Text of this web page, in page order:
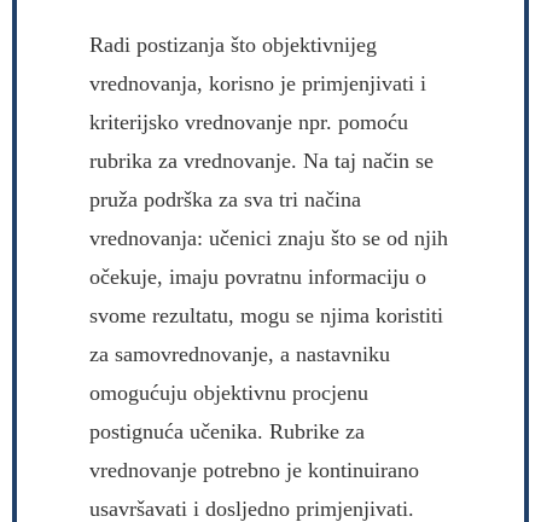
Radi postizanja što objektivnijeg
vrednovanja, korisno je primjenjivati i
kriterijsko vrednovanje npr. pomoću
rubrika za vrednovanje. Na taj način se
pruža podrška za sva tri načina
vrednovanja: učenici znaju što se od njih
očekuje, imaju povratnu informaciju o
svome rezultatu, mogu se njima koristiti
za samovrednovanje, a nastavniku
omogućuju objektivnu procjenu
postignuća učenika. Rubrike za
vrednovanje potrebno je kontinuirano
usavršavati i dosljedno primjenjivati.